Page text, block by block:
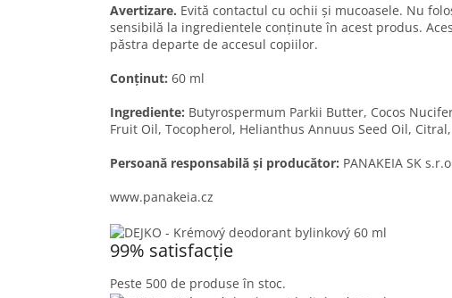
Avertizare. Evită contactul cu ochii și mucoasele. Nu
sensibilă la ingredientele conținute în acest produs.
păstra departe de accesul copiilor.
Conținut: 60 ml
Ingrediente: Butyrospermum Parkii Butter, Cocos
Fruit Oil, Tocopherol, Helianthus Annuus Seed Oil,
Persoană responsabilă și producător: PANAKEIA SK
www.panakeia.cz
99% satisfacție
Peste 500 de produse în stoc.